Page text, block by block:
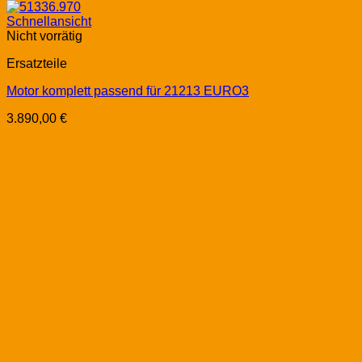
Schnellansicht
Nicht vorrätig
Ersatzteile
Motor komplett passend für 21213 EURO3
3.890,00 €